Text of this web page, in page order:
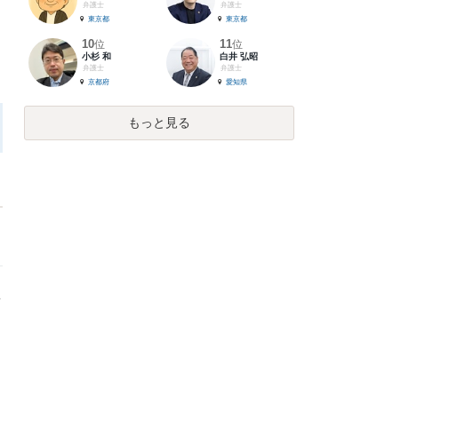
弁護士
東京都
弁護士
東京都
10位
小杉 和
弁護士
京都府
11位
白井 弘昭
弁護士
愛知県
もっと見る